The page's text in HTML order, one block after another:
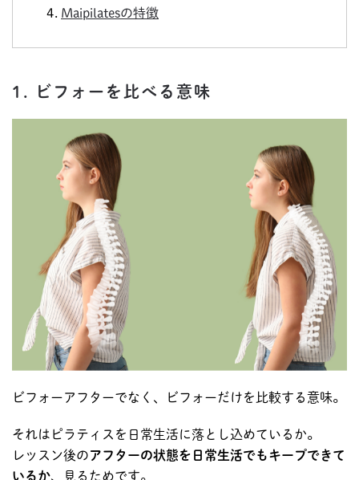
Maipilatesの特徴
1. ビフォーを比べる意味
ビフォーアフターでなく、ビフォーだけを比較する意味。
それはピラティスを日常生活に落とし込めているか。
レッスン後のアフターの状態を日常生活でもキープできて
いるか、見るためです。